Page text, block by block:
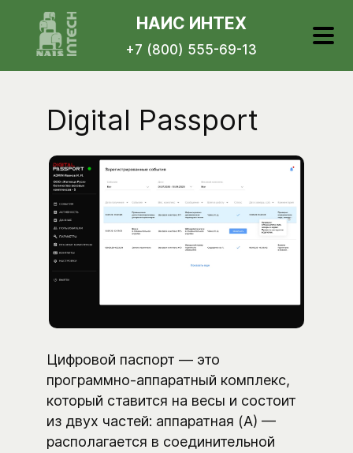
НАИС ИНТЕХ
+7 (800) 555-69-13
Digital Passport
Цифровой паспорт — это
программно-аппаратный комплекс,
который ставится на весы и состоит
из двух частей: аппаратная (А) —
располагается в соединительной